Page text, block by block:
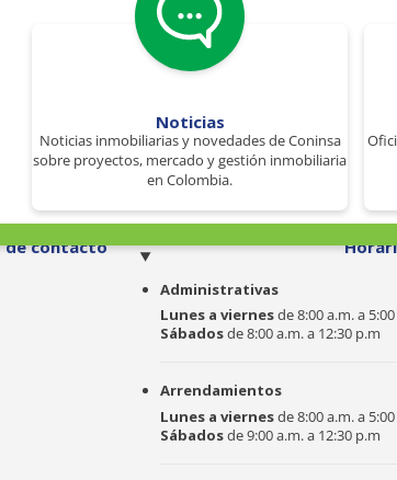
Noticias
Noticias inmobiliarias y novedades de Coninsa
sobre proyectos, mercado y gestión inmobiliaria
en Colombia.
de contacto
Administrativas
Lunes a viernesde 8:00 a.m. a
Sábadosde 8:00 a.m. a 12:30 p.m
Arrendamientos
Lunes a viernesde 8:00 a.m. a
Sábadosde 9:00 a.m. a 12:30 p.m